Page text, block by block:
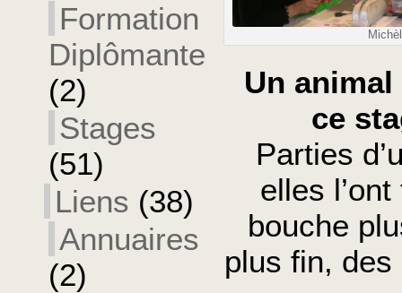
Formation
Diplômante
(2)
Stages
(51)
Liens (38)
Annuaires
(2)
Un
ce
Parties
elles
bouche
plus fin,